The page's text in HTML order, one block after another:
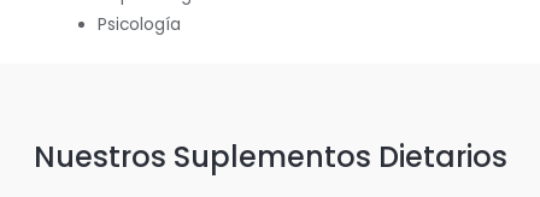
Psicología
Nuestros Suplementos Dietarios